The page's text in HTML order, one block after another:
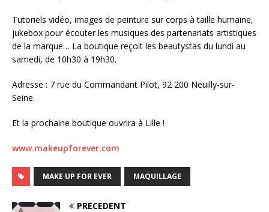
Tutoriels vidéo, images de peinture sur corps à taille humaine,
jukebox pour écouter les musiques des partenariats artistiques
de la marque… La boutique reçoit les beautystas du lundi au
samedi, de 10h30 à 19h30.
Adresse : 7 rue du Commandant Pilot, 92 200 Neuilly-sur-
Seine.
Et la prochaine boutique ouvrira à Lille !
www.makeupforever.com
MAKE UP FOR EVER MAQUILLAGE
PRÉCÉDENT